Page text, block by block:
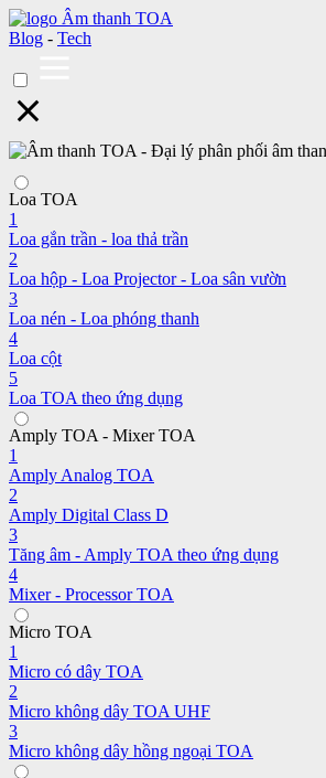
Blog - Tech
Loa TOA
1
Loa gắn trần - loa thả trần
2
Loa hộp - Loa Projector - Loa sân vườn
3
Loa nén - Loa phóng thanh
4
Loa cột
5
Loa TOA theo ứng dụng
Amply TOA - Mixer TOA
1
Amply Analog TOA
2
Amply Digital Class D
3
Tăng âm - Amply TOA theo ứng dụng
4
Mixer - Processor TOA
Micro TOA
1
Micro có dây TOA
2
Micro không dây TOA UHF
3
Micro không dây hồng ngoại TOA